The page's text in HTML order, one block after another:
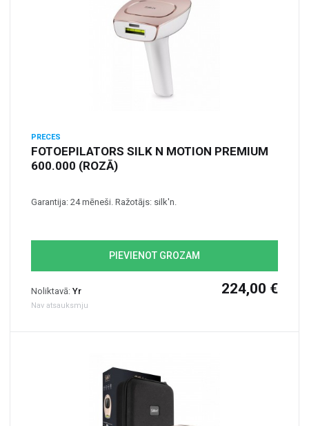
PRECES
FOTOEPILATORS SILK N MOTION PREMIUM
600.000 (ROZĀ)
Garantija: 24 mēneši. Ražotājs: silk'n.
PIEVIENOT GROZAM
Noliktavā: Yr
Nav atsauksmju
224,00 €